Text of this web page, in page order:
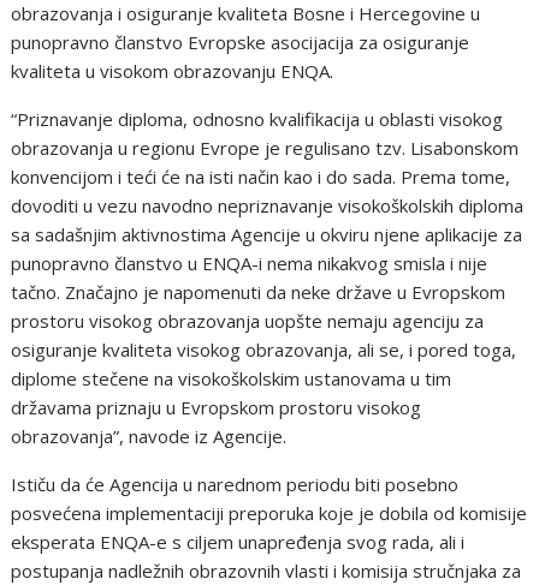
obrazovanja i osiguranje kvaliteta Bosne i Hercegovine u
punopravno članstvo Evropske asocijacija za osiguranje
kvaliteta u visokom obrazovanju ENQA.
“Priznavanje diploma, odnosno kvalifikacija u oblasti visokog
obrazovanja u regionu Evrope je regulisano tzv. Lisabonskom
konvencijom i teći će na isti način kao i do sada. Prema tome,
dovoditi u vezu navodno nepriznavanje visokoškolskih diploma
sa sadašnjim aktivnostima Agencije u okviru njene aplikacije za
punopravno članstvo u ENQA-i nema nikakvog smisla i nije
tačno. Značajno je napomenuti da neke države u Evropskom
prostoru visokog obrazovanja uopšte nemaju agenciju za
osiguranje kvaliteta visokog obrazovanja, ali se, i pored toga,
diplome stečene na visokoškolskim ustanovama u tim
državama priznaju u Evropskom prostoru visokog
obrazovanja”, navode iz Agencije.
Ističu da će Agencija u narednom periodu biti posebno
posvećena implementaciji preporuka koje je dobila od komisije
eksperata ENQA-e s ciljem unapređenja svog rada, ali i
postupanja nadležnih obrazovnih vlasti i komisija stručnjaka za